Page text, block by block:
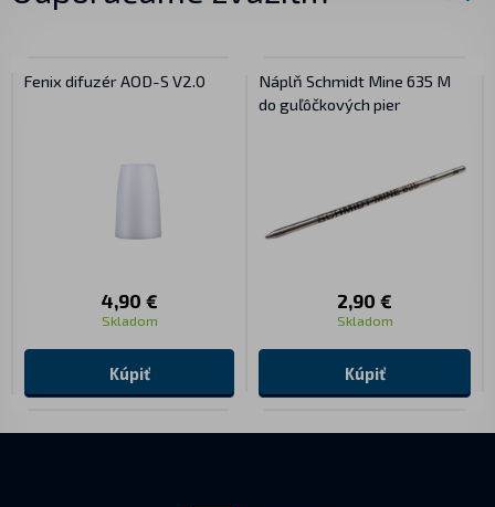
Fenix difuzér AOD-S V2.0
4,90 €
Skladom
Kúpiť
Náplň Schmidt Mine 635 M
do guľôčkových pier
2,90 €
Skladom
Kúpiť